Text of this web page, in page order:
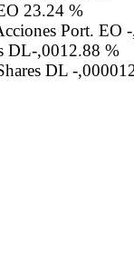
23.24 %
Port. EO
DL-,001 2.88 %
DL -,00001